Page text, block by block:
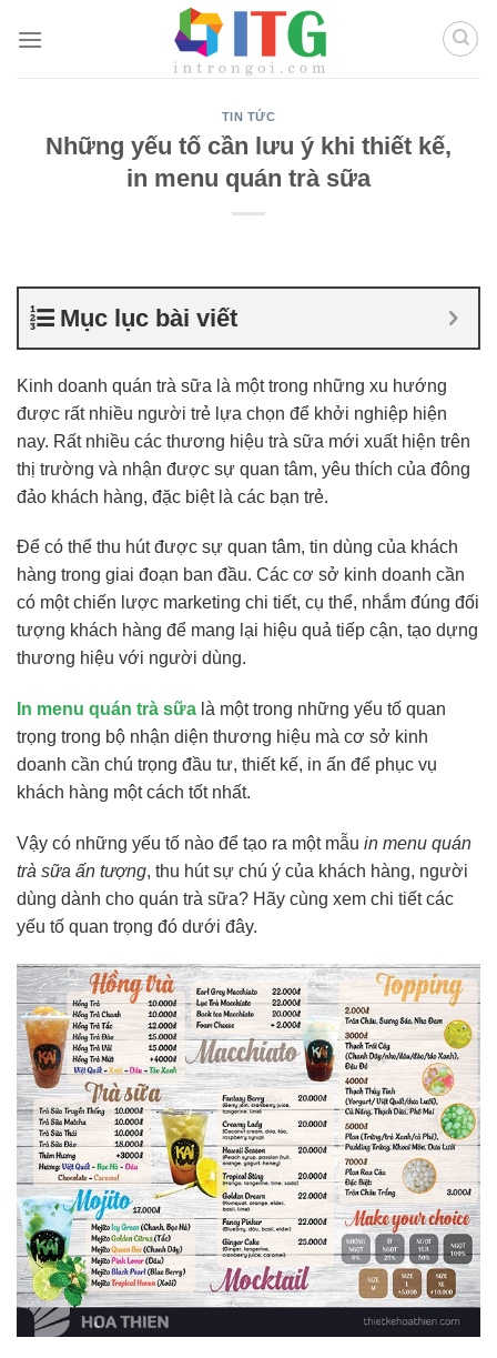
đến
TIN TỨC
Những yếu tố cần lưu ý khi thiết kế,
in menu quán trà sữa
Mục lục bài viết
Kinh doanh quán trà sữa là một trong những xu hướng
được rất nhiều người trẻ lựa chọn để khởi nghiệp hiện
nay. Rất nhiều các thương hiệu trà sữa mới xuất hiện trên
thị trường và nhận được sự quan tâm, yêu thích của đông
đảo khách hàng, đặc biệt là các bạn trẻ.
Để có thể thu hút được sự quan tâm, tin dùng của khách
hàng trong giai đoạn ban đầu. Các cơ sở kinh doanh cần
có một chiến lược marketing chi tiết, cụ thể, nhắm đúng đối
tượng khách hàng để mang lại hiệu quả tiếp cận, tạo dựng
thương hiệu với người dùng.
In menu quán trà sữa là một trong những yếu tố quan
trọng trong bộ nhận diện thương hiệu mà cơ sở kinh
doanh cần chú trọng đầu tư, thiết kế, in ấn để phục vụ
khách hàng một cách tốt nhất.
Vậy có những yếu tố nào để tạo ra một mẫu in menu quán
trà sữa ấn tượng, thu hút sự chú ý của khách hàng, người
dùng dành cho quán trà sữa? Hãy cùng xem chi tiết các
yếu tố quan trọng đó dưới đây.